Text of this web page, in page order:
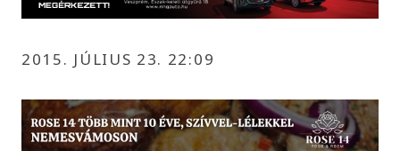
2015. JÚLIUS 23. 22:09